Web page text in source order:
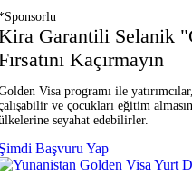
Garantili Selanik
Kaçırmayın
Visa programı ile
ve çocukları eğitim
seyahat edebilirler.
Başvuru Yap